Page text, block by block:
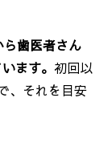
歯医者さん
ます。 初回以
、それを目安